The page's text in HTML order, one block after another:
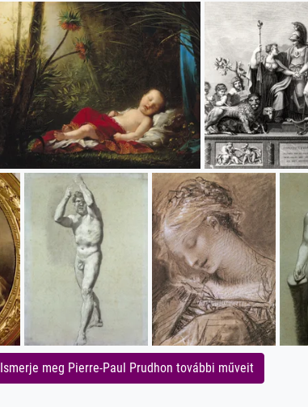
Ismerje meg Pierre-Paul Prudhon további műveit